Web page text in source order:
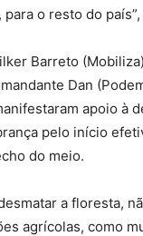
o resto do
Barreto
Dan
apoio à
pelo início
do meio.
a floresta,
agrícolas, como